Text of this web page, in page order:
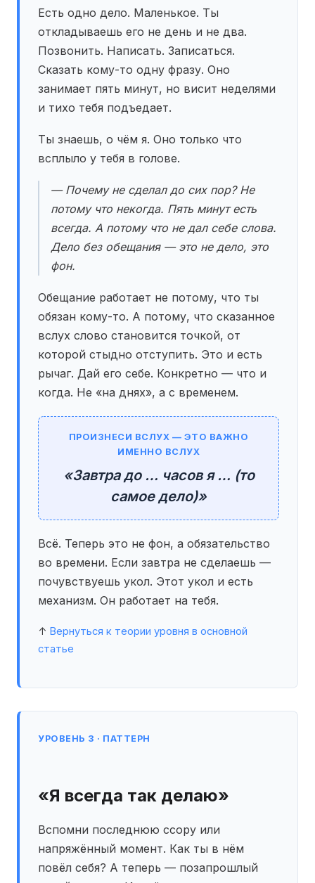
Есть одно дело. Маленькое. Ты
откладываешь его не день и не два.
Позвонить. Написать. Записаться.
Сказать кому-то одну фразу. Оно
занимает пять минут, но висит неделями
и тихо тебя подъедает.
Ты знаешь, о чём я. Оно только что
всплыло у тебя в голове.
— Почему не сделал до сих пор? Не
потому что некогда. Пять минут есть
всегда. А потому что не дал себе слова.
Дело без обещания — это не дело, это
фон.
Обещание работает не потому, что ты
обязан кому-то. А потому, что сказанное
вслух слово становится точкой, от
которой стыдно отступить. Это и есть
рычаг. Дай его себе. Конкретно — что и
когда. Не «на днях», а с временем.
ПРОИЗНЕСИ ВСЛУХ — ЭТО ВАЖНО
ИМЕННО ВСЛУХ
«Завтра до … часов я … (то
самое дело)»
Всё. Теперь это не фон, а обязательство
во времени. Если завтра не сделаешь —
почувствуешь укол. Этот укол и есть
механизм. Он работает на тебя.
↑ Вернуться к теории уровня в основной
статье
УРОВЕНЬ 3 · ПАТТЕРН
«Я всегда так делаю»
Вспомни последнюю ссору или
напряжённый момент. Как ты в нём
повёл себя? А теперь — позапрошлый